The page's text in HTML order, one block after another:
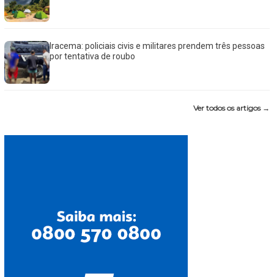
Iracema: policiais civis e militares prendem três pessoas
por tentativa de roubo
Ver todos os artigos →